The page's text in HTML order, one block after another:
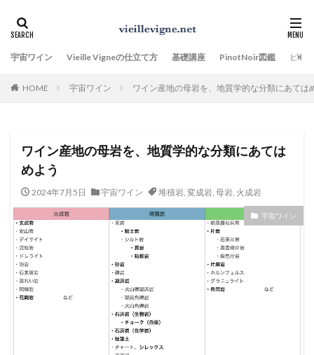
宇宙ワイン Vieille Vigneの仕立て方 基礎講座 PinotNoir図鑑 ビオ
HOME 宇宙ワイン ワイン産地の母岩を、地質学的な分類にあては
ワイン産地の母岩を、地質学的な分類にあては
めよう
2024年7月5日 宇宙ワイン 堆積岩, 変成岩, 母岩, 火成岩
宇宙ワイン